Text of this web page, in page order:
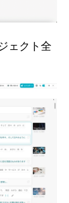
ェクト全